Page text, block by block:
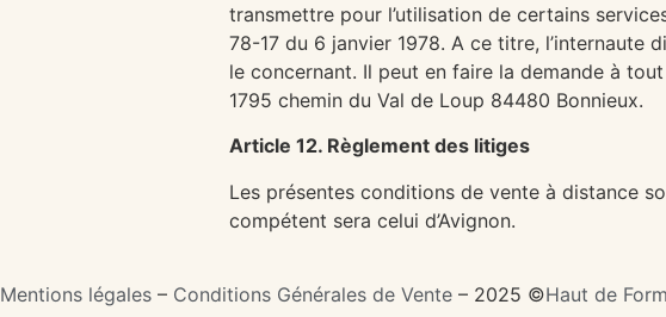
transmettre pour l’utilisation de certains
78-17 du 6 janvier 1978. A ce titre, l’internaute
le concernant. Il peut en faire la demande à
1795 chemin du Val de Loup 84480 Bonnieux.
Article 12. Règlement des litiges
Les présentes conditions de vente à distance
compétent sera celui d’Avignon.
Mentions légales – Conditions Générales de Vente – 2025 ©Haut de